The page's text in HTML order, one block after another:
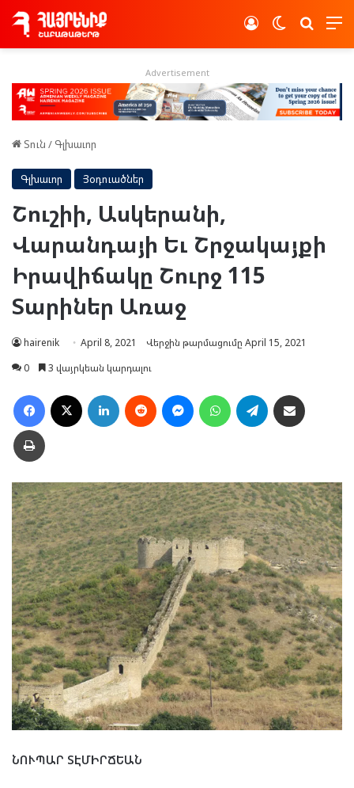
Switch skin
Log In
Advertisement
Տուն / Գլխաւոր
Գլխաւոր Յօդուածներ
Շուշիի, Ասկերանի,
Վարանդայի Եւ Շրջակայքի
Իրավիճակը Շուրջ 115
Տարիներ Առաջ
hairenik April 8, 2021
Վերջին թարմացումը April 15, 2021
0
3 վայրկեան կարդալու
Facebook LinkedIn Reddit MessengerWhatsAppTelegram
Տպել
ՆՈՒՊԱՐ ՏԷՄԻՐՃԵԱՆ